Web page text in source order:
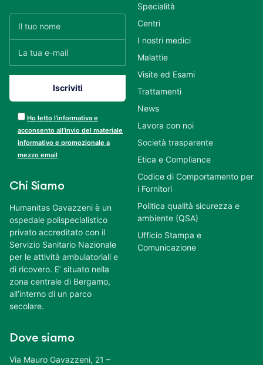
Ho letto l’informativa e
acconsento all’invio del materiale
informativo e promozionale a
mezzo email
Chi Siamo
Humanitas Gavazzeni è un
ospedale polispecialistico
privato accreditato con il
Servizio Sanitario Nazionale
per le attività ambulatoriali e
di ricovero. E’ situato nella
zona centrale di Bergamo,
all’interno di un parco
secolare.
Dove siamo
Via Mauro Gavazzeni, 21 –
Specialità
Centri
I nostri medici
Malattie
Visite ed Esami
Trattamenti
News
Lavora con noi
Società trasparente
Etica e Compliance
Codice di Comportamento per
i Fornitori
Politica qualità sicurezza e
ambiente (QSA)
Ufficio Stampa e
Comunicazione